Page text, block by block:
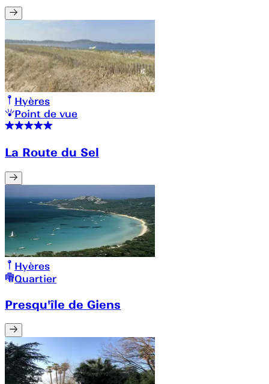
Hyères
Point de vue
La Route du Sel
Hyères
Quartier
Presqu'île de Giens